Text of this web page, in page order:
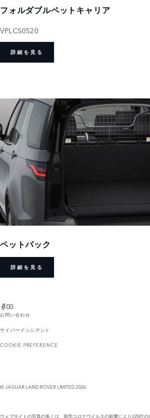
フォルダブルペットキャリア
VPLCS0520
詳細を見る
ペットパック
詳細を見る
お問い合わせ
サイバーインシデント
COOKIE PREFERENCE
© JAGUAR LAND ROVER LIMITED 2026
ウェブサイトの写真の多くは、新型コロナウイルスの影響により22MYの